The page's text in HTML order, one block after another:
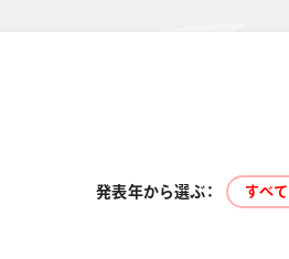
発表年から選ぶ： すべて